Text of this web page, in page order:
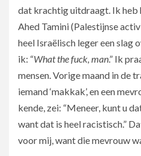
dat krachtig uitdraagt. Ik heb
Ahed Tamini (Palestijnse
heel Israëlisch leger een slag
ik: “What the fuck, man.” Ik
mensen. Vorige maand in de
iemand ‘makkak’, en een
kende, zei: “Meneer, kunt u
want dat is heel racistisch.”
voor mij, want die mevrouw